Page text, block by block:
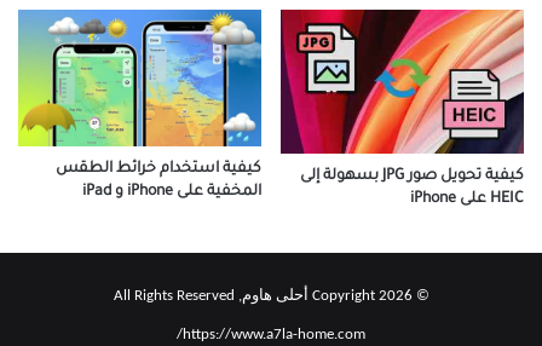
كيفية تحويل صور JPG بسهولة إلى
HEIC على iPhone
كيفية استخدام خرائط الطقس
المخفية على iPhone و iPad
© Copyright 2026 أحلى هاوم, All Rights Reserved
https://www.a7la-home.com/